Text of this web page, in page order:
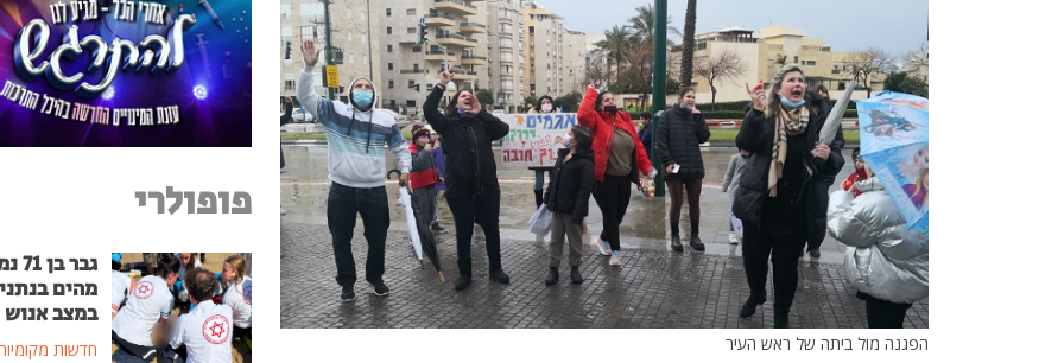
הפגנה מול ביתה של ראש העיר
פופולרי
גבר
מהים
במצב אנוש
חדשות